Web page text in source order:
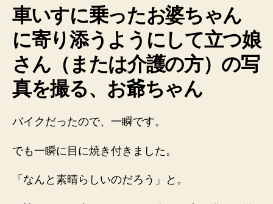
車いすに乗ったお婆ちゃん
に寄り添うようにして立つ娘
さん（または介護の方）の写
真を撮る、お爺ちゃん
バイクだったので、一瞬です。
でも一瞬に目に焼き付きました。
「なんと素晴らしいのだろう」と。